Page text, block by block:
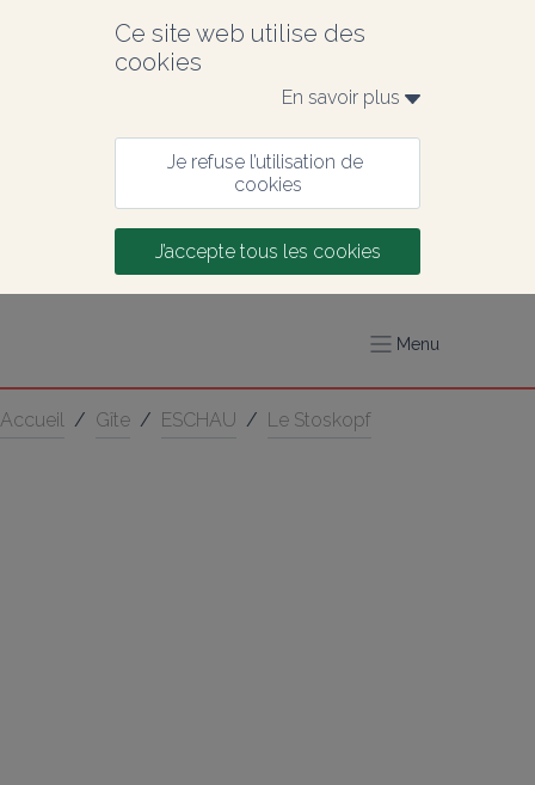
Ce site web utilise des
cookies
En savoir plus
Je refuse l’utilisation de
cookies
J’accepte tous les cookies
Menu
Accueil / Gîte / ESCHAU / Le Stoskopf